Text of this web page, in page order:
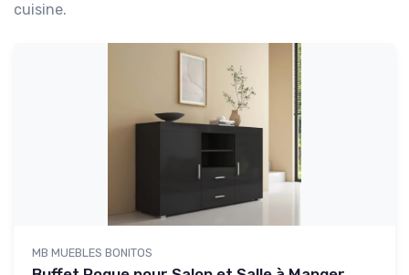
cuisine.
MB MUEBLES BONITOS